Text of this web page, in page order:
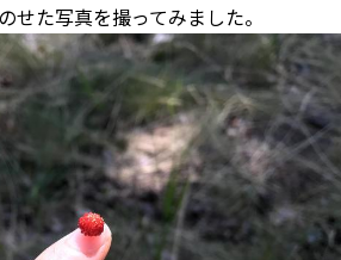
せた写真を撮ってみました。